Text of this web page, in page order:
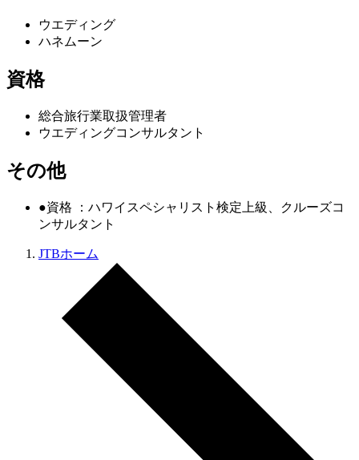
ウエディング
ハネムーン
資格
総合旅行業取扱管理者
ウエディングコンサルタント
その他
●資格 ：ハワイスペシャリスト検定上級、クルーズコ
ンサルタント
JTBホーム